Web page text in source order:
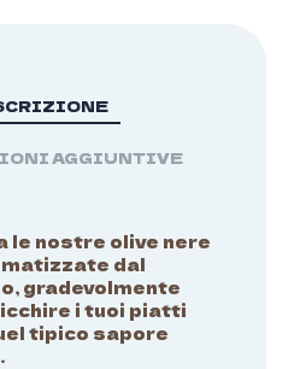
AGGIUNTIVE
le nostre olive nere
dal
gradevolmente
i tuoi piatti
tipico sapore